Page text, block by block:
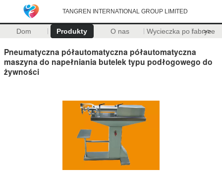
TANGREN INTERNATIONAL GROUP LIMITED
Dom Produkty O nas Wycieczka po fabryce
>>
Pneumatyczna półautomatyczna półautomatyczna
maszyna do napełniania butelek typu podłogowego do
żywności